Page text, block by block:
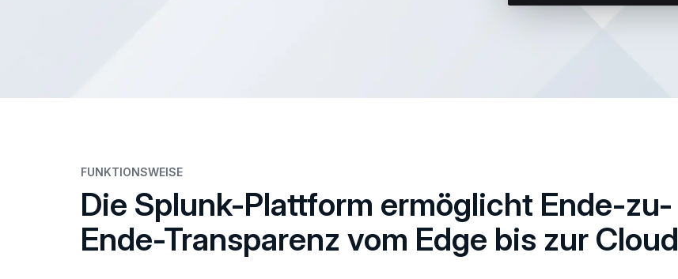
FUNKTIONSWEISE
Die Splunk-Plattform ermöglicht Ende-zu-
Ende-Transparenz vom Edge bis zur Cloud